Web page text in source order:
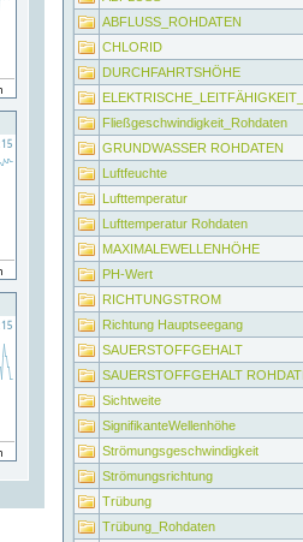
ABFLUSS_ROHDATEN
CHLORID
DURCHFAHRTSHÖHE
Fließgeschwindigkeit_Rohdaten
GRUNDWASSER ROHDATEN
Luftfeuchte
Lufttemperatur
Lufttemperatur Rohdaten
MAXIMALEWELLENHÖHE
PH-Wert
RICHTUNGSTROM
Richtung Hauptseegang
SAUERSTOFFGEHALT
SAUERSTOFFGEHALT
Sichtweite
SignifikanteWellenhöhe
Strömungsgeschwindigkeit
Strömungsrichtung
Trübung
Trübung_Rohdaten